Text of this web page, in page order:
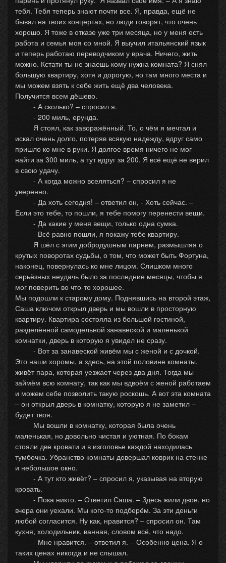
тебя. Тебя теперь знают почти все. Я, правда, ещё не
бывал на твоих концертах, но люди говорят, что очень
хорошо. Я тоже в отказе уже три месяца, но у меня есть
работа и семья моя со мной. Я выучил итальянский язык
и теперь работаю переводчиком у врача. Ничего, жить
можно. Кстати ты не знаешь кому нужна комната? Я снял
большую квартиру, хотя и дорогую, но там много места и
мы можем взять к себе жить ещё два человека.
Получится всем дёшево.
- А сколько? – спросил я.
- 200 миль, ерунда.
Я стоял, как заворажённый. То, о чём я мечтал и
искал очень долго, потеряв всякую надежду, вдруг само
пришло ко мне в руки. Я долгое время ничего не мог
найти за 300 миль, а тут вдруг за 200. Я всё ещё не верил
в свою удачу.
- А когда можно вселяться? – спросил я не
уверенно.
- Да хоть сегодня! – ответил он, - Хоть сейчас. –
Если это тебе, то пошли, я тебе помогу перенести вещи.
- Да какие у меня вещи, только одна сумка.
- Всё равно пошли, я покажу тебе квартиру.
Я шёл с этим добродушным парнем, размышляя о
крутых поворотах судьбы, о том, что может быть Фортуна,
наконец, повернулась ко мне лицом. Слишком много
серьёзных неудачь было за последние месяцы, чтобы я
мог поверить во что-то хорошее.
Мы подошли к старому дому. Поднявшись на второй этаж,
Саша ключом открыл дверь и мы вошли в просторную
квартиру. Квартира состояла из большой гостиной,
разделённой самодельной занавеской и маленькой
комнатки, дверь в которую я увидел не сразу.
- Вот за занавеской живём мы с женой и с дочкой.
Это наши хоромы, а здесь, на этой половине комнаты,
живёт пара, которая уезжает через два дня. Тогда мы
займём всю комнату, так как мы вдвоём с женой работаем
и можем себе позволить такую роскошь. А вот эта комната
– он открыл дверь в комнатку, которую я не заметил –
будет твоя.
Мы вошли в комнатку, которая была очень
маленькая, но довольно чистая и уютная. По бокам
стояли две кровати и в изголовье каждой находилась
тумбочка. Убранство комнаты довершал коврик на стенке
и небольшое окно.
- А тут кто живёт? – спросил я, указывая на вторую
кровать.
- Пока никто. – Ответил Саша. – Здесь жили двое, но
вчера они уехали. Мы кого-то подберём. За эти деньги
любой согласится. Ну как, нравится? – спросил он. Там
кухня, холодильник, ванная, словом всё, что надо.
- Мне нравится. – ответил я. – Особенно цена. Я о
таких ценах никогда и не слышал.